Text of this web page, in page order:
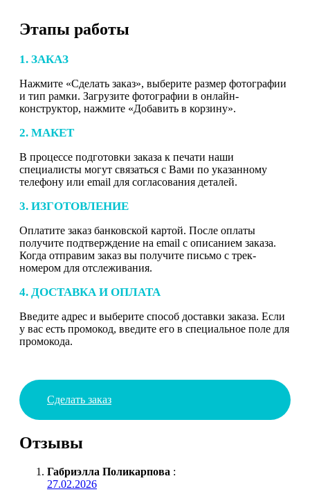
Этапы работы
1. ЗАКАЗ
Нажмите «Сделать заказ», выберите размер фотографии
и тип рамки. Загрузите фотографии в онлайн-
конструктор, нажмите «Добавить в корзину».
2. МАКЕТ
В процессе подготовки заказа к печати наши
специалисты могут связаться с Вами по указанному
телефону или email для согласования деталей.
3. ИЗГОТОВЛЕНИЕ
Оплатите заказ банковской картой. После оплаты
получите подтверждение на email с описанием заказа.
Когда отправим заказ вы получите письмо с трек-
номером для отслеживания.
4. ДОСТАВКА И ОПЛАТА
Введите адрес и выберите способ доставки заказа. Если
у вас есть промокод, введите его в специальное поле для
промокода.
Сделать заказ
Отзывы
Габриэлла Поликарпова :
27.02.2026